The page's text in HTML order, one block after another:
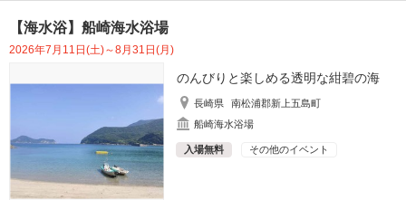
【海水浴】船崎海水浴場
2026年7月11日(土)～8月31日(月)
のんびりと楽しめる透明な紺碧の海
長崎県
南松浦郡新上五島町
船崎海水浴場
入場無料 その他のイベント